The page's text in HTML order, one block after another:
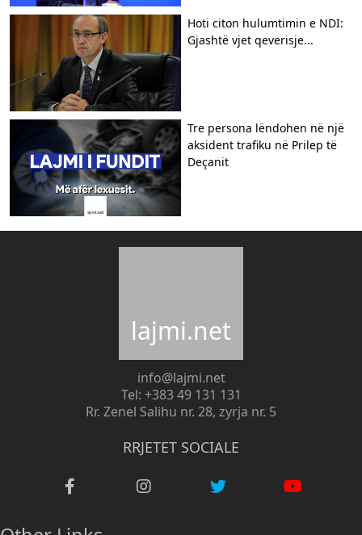
Hoti citon hulumtimin e NDI:
Gjashtë vjet qeverisje...
Tre persona lëndohen në një
aksident trafiku në Prilep të
Deçanit
lajmi.net
info@lajmi.net
Tel: +383 49 131 131
Rr. Zenel Salihu nr. 28, zyrja nr. 5
RRJETET SOCIALE